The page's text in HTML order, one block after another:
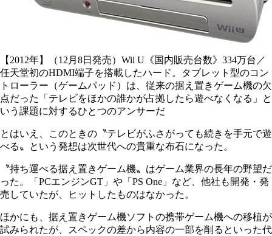
【2012年】（12月8日発売）Wii U《国内販売台数》334万台／
任天堂初のHDMI端子を搭載したハード。タブレット型のコン
トローラー（ゲームパッド）は、従来の据え置きゲーム機の欠
点だった「テレビをほかの誰かが占拠したら遊べなくなる」と
いう課題に対するひとつのアンサーだ
とはいえ、このときの〝テレビがふさがっても続きを手元で遊
べる〟という発想は次世代への貴重な布石になった。
〝持ち運べる据え置きゲーム機〟はゲーム業界の長年の野望だ
った。「PCエンジンGT」や「PS One」など、他社も開発・発
売していたが、ヒットしたものはなかった。
ほかにも、据え置きゲーム機ソフトの携帯ゲーム機への移植が
試みられたが、スペックの差から内容の一部を削るといった代